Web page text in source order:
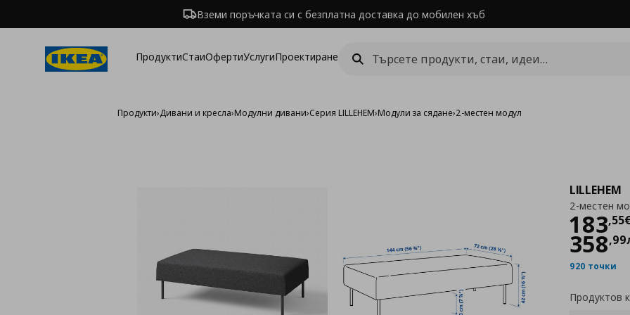
Вземи поръчката си с безплатна доставка до мобилен хъб
ПродуктиСтаиОфертиУслугиПроектиране
Продукти›Дивани и кресла›Модулни дивани›Серия LILLEHEM›Модули за сядане›2-местен модул
LILLEHEM
2-местен
183,55
358,99
920 точки
Продуктов